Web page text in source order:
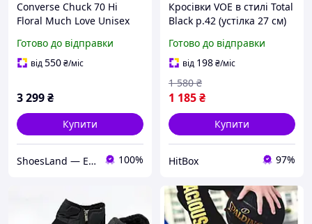
Converse Chuck 70 Hi
Floral Much Love Unisex
Оригінал. 42 р./27 см.
Готово до відправки
від550₴/міс
3 299₴
Купити
ShoesLand — Економія та якість у кожному кроці 100%
Кросівки VOE в стилі Total
Black р.42 (устілка 27 см)
Готово до відправки
від 198₴/міс
1 185₴
1 580 ₴
Купити
HitBox 97%